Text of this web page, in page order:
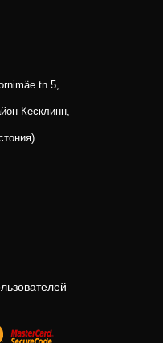
tn 5,
Кесклинн,